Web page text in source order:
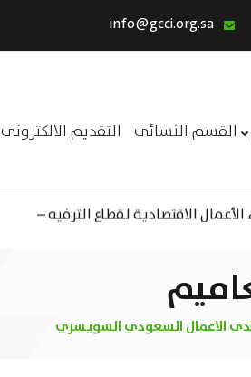
القسم النسائى التقديم الالكترونى
النسائى
الالكترونى
معوقات
الاقتصادية لقطاع الترفيه –
الاعمال السعودي السويسري